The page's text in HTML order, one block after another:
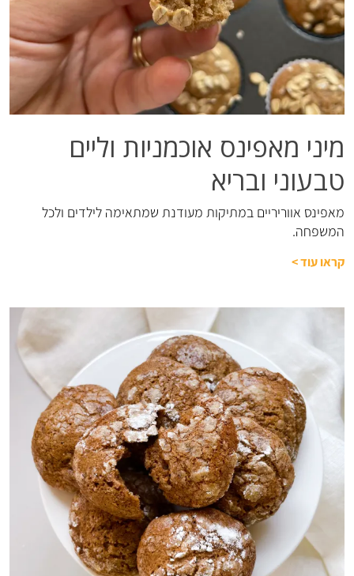
מיני מאפינס אוכמניות וליים
טבעוני ובריא
מאפינס אווריריים במתיקות מעודנת שמתאימה לילדים ולכל
המשפחה.
קראו עוד>